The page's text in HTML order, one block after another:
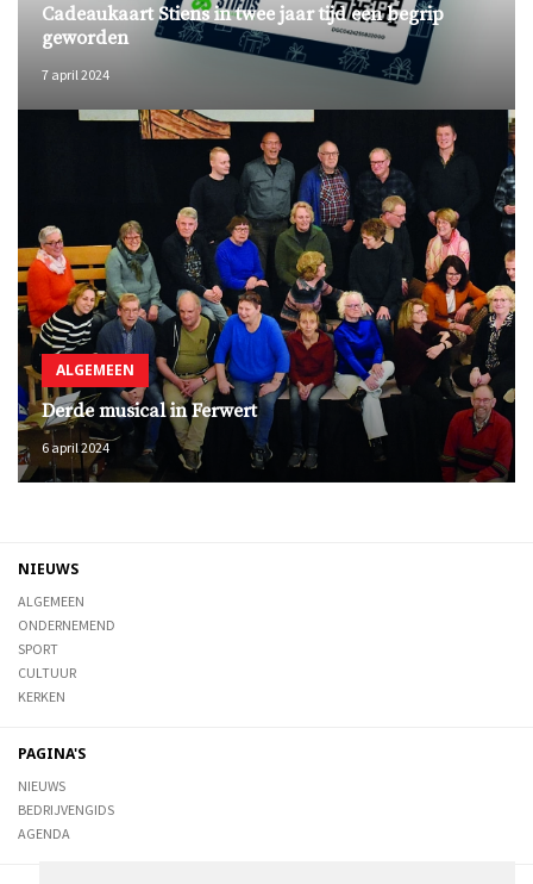
Cadeaukaart Stiens in twee jaar tijd een begrip
geworden
7 april 2024
ALGEMEEN
Derde musical in Ferwert
6 april 2024
NIEUWS
ALGEMEEN
ONDERNEMEND
SPORT
CULTUUR
KERKEN
PAGINA'S
NIEUWS
BEDRIJVENGIDS
AGENDA